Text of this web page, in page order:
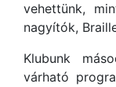
vehettünk,
nagyítók,
Klubunk
várható